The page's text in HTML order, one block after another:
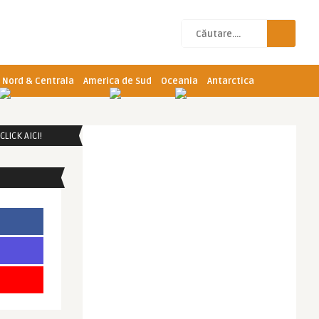
& Centrala America de Sud Oceania Antarctica
AICI!